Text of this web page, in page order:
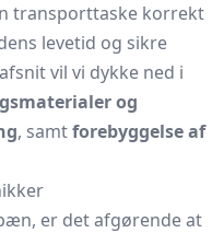
transporttaske korrekt
levetid og sikre
vil vi dykke ned i
og
, samtforebyggelse af
er det afgørende at